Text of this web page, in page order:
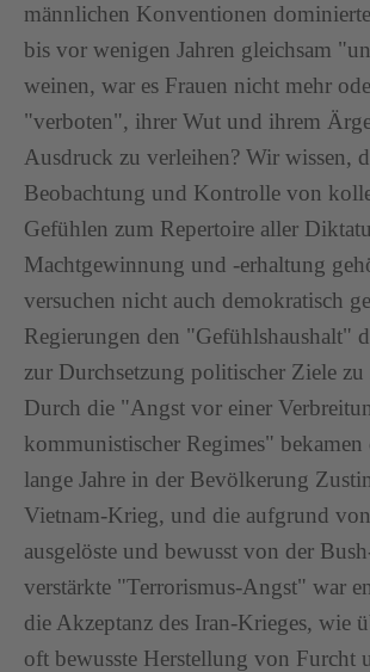
männlichen Konventionen
bis vor wenigen Jahren gleichsam
weinen, war es Frauen nicht mehr
"verboten", ihrer Wut und ihrem
Ausdruck zu verleihen? Wir wissen,
Beobachtung und Kontrolle von
Gefühlen zum Repertoire aller
Machtgewinnung und -erhaltung
versuchen nicht auch demokratisch
Regierungen den "Gefühlshaushalt"
zur Durchsetzung politischer Ziele
Durch die "Angst vor einer
kommunistischer Regimes"
lange Jahre in der Bevölkerung
Vietnam-Krieg, und die aufgrund
ausgelöste und bewusst von der
verstärkte "Terrorismus-Angst" war
die Akzeptanz des Iran-Krieges, wie
oft bewusste Herstellung von Furcht